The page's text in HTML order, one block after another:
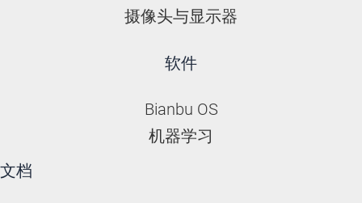
摄像头与显示器
软件
Bianbu OS
机器学习
文档